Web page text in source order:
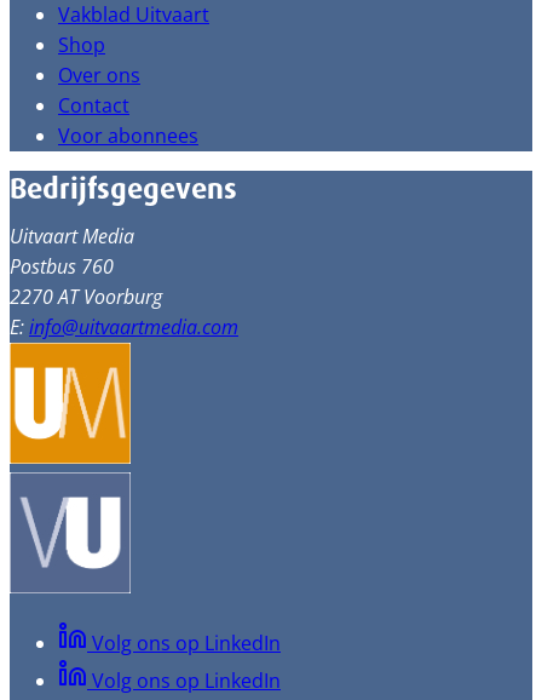
Vakblad Uitvaart
Shop
Over ons
Contact
Voor abonnees
Bedrijfsgegevens
Uitvaart Media
Postbus 760
2270 AT Voorburg
E:info@uitvaartmedia.com
Volg ons op LinkedIn
Volg ons op LinkedIn